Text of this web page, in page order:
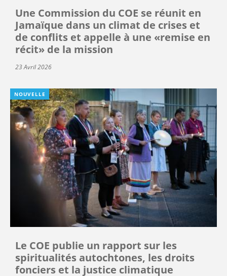
Une Commission du COE se réunit en
Jamaïque dans un climat de crises et
de conflits et appelle à une «remise en
récit» de la mission
23 Avril 2026
NOUVELLE
Le COE publie un rapport sur les
spiritualités autochtones, les droits
fonciers et la justice climatique